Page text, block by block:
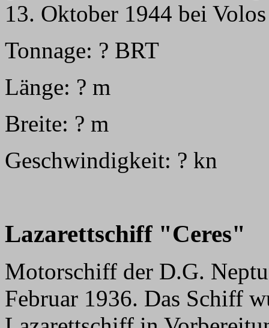
13. Oktober 1944 bei
Tonnage: ? BRT
Länge: ? m
Breite: ? m
Geschwindigkeit: ? kn
Lazarettschiff "Ceres"
Motorschiff der D.G.
Februar 1936. Das Schiff